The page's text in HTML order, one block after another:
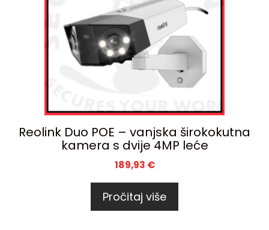
Reolink Duo POE – vanjska širokokutna
kamera s dvije 4MP leće
189,93 €
Pročitaj više